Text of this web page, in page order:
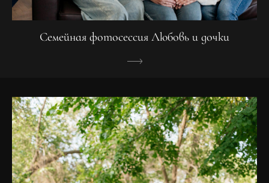
Семейная фотосессия Любовь и дочки